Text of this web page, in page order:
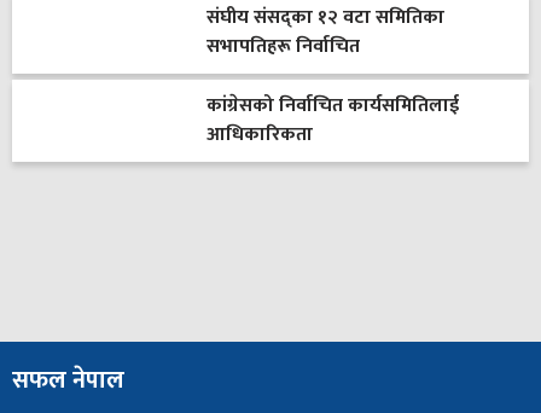
संघीय संसद्का १२ वटा समितिका
सभापतिहरू निर्वाचित
कांग्रेसको निर्वाचित कार्यसमितिलाई
आधिकारिकता
सफल नेपाल